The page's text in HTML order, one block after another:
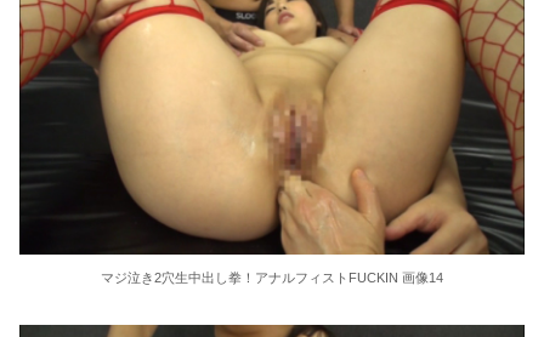
マジ泣き2穴生中出し拳！アナルフィストFUCKIN 画像14